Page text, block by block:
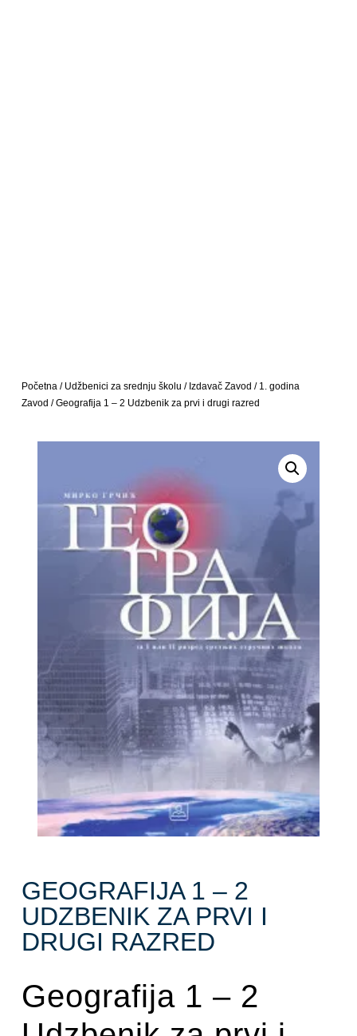
Početna / Udžbenici za srednju školu / Izdavač Zavod / 1. godina
Zavod / Geografija 1 – 2 Udzbenik za prvi i drugi razred
GEOGRAFIJA 1 – 2
UDZBENIK ZA PRVI I
DRUGI RAZRED
Geografija 1 – 2